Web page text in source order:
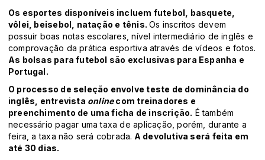
Os esportes disponíveis incluem futebol, basquete,
vôlei, beisebol, natação e tênis.Os inscritos devem
possuir boas notas escolares, nível intermediário de inglês e
comprovação da prática esportiva através de vídeos e fotos.
As bolsas para futebol são exclusivas para Espanha e
Portugal.
O processo de seleção envolve teste de dominância do
inglês, entrevista onlinecom treinadores e
preenchimento de uma ficha de inscrição. É também
necessário pagar uma taxa de aplicação, porém, durante a
feira, a taxa não será cobrada. A devolutiva será feita em
até 30 dias.